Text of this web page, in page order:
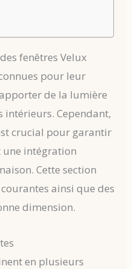
fenêtres Velux
pour leur
de la lumière
intérieurs. Cependant,
crucial pour garantir
une intégration
Cette section
ainsi que des
dimension.
en plusieurs